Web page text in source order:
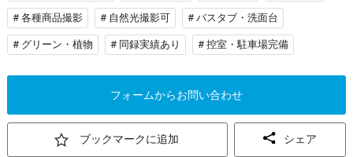
# 各種商品撮影 # 自然光撮影可 # バスタブ・洗面台
# グリーン・植物 # 同録実績あり # 控室・駐車場完備
フォームからお問い合わせ
ブックマークに追加 シェア